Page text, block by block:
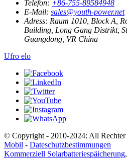
Telefon: +86-755-89584948
E-Mail: sales@youth-power.net
Adress: Raum 1010, Block A,
Building, Long Gang Distrikt,
Guangdong, VR China
Ufro elo
© Copyright - 2010-2024: All Rechter
Mobil - Dateschutzbestimmungen
Kommerziell Solarbatteriespäicherung,